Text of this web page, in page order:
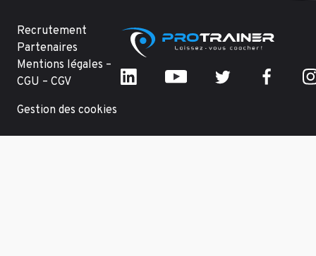
Recrutement
Partenaires
Mentions légales –
CGU – CGV
Gestion des cookies